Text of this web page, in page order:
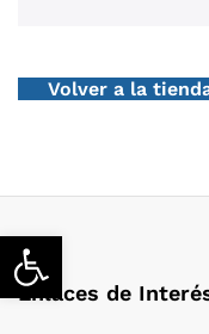
Abrir barra de herramientas
Volver a la
Enlaces de